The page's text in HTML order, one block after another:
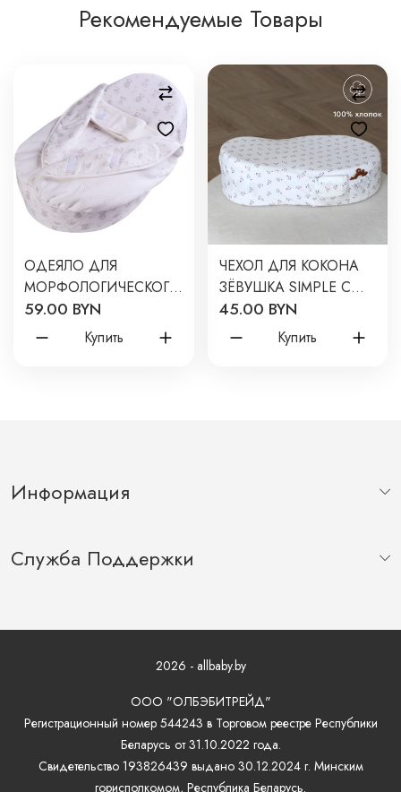
Рекомендуемые Товары
ОДЕЯЛО ДЛЯ
МОРФОЛОГИЧЕСКОГО
КОКОНА ЗЕВУШКА НА
ЛИПУЧКАХ ФАБРИКА
ОБЛАКОВ ОZ-0001
59.00 BYN
Купить
ЧЕХОЛ ДЛЯ КОКОНА
ЗЁВУШКА SIMPLE С
КАРМАНОМ FOD 016
45.00 BYN
Купить
Информация
Служба Поддержки
2026 - allbaby.by
ООО "ОЛБЭБИТРЕЙД"
Регистрационный номер 544243 в Торговом реестре Республики
Беларусь от 31.10.2022 года.
Свидетельство 193826439 выдано 30.12.2024 г. Минским
горисполкомом, Республика Беларусь.